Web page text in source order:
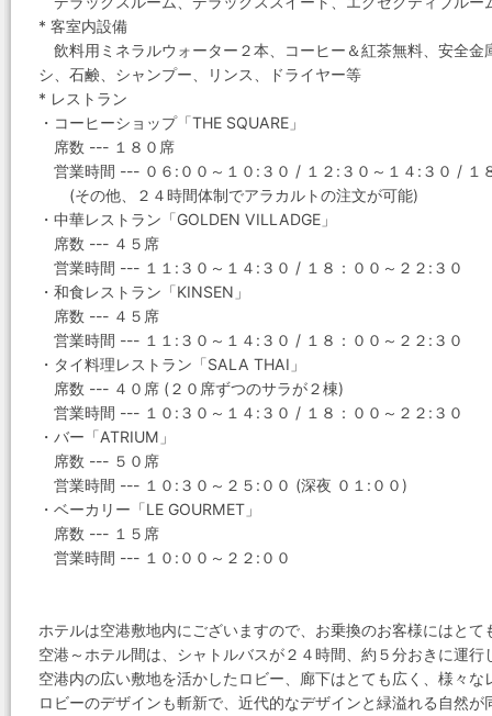
* 客室内設備
飲料用ミネラルウォーター２本、コーヒー＆紅茶無料、安全
シ、石鹸、シャンプー、リンス、ドライヤー等
* レストラン
・コーヒーショップ「THE SQUARE」
席数 --- １８０席
営業時間 --- ０６:００～１０:３０ / １２:３０～１４:３０ / １
(その他、２４時間体制でアラカルトの注文が可能)
・中華レストラン「GOLDEN VILLADGE」
席数 --- ４５席
営業時間 --- １１:３０～１４:３０ / １８：００～２２:３０
・和食レストラン「KINSEN」
席数 --- ４５席
営業時間 --- １１:３０～１４:３０ / １８：００～２２:３０
・タイ料理レストラン「SALA THAI」
席数 --- ４０席 (２０席ずつのサラが２棟)
営業時間 --- １０:３０～１４:３０ / １８：００～２２:３０
・バー「ATRIUM」
席数 --- ５０席
営業時間 --- １０:３０～２５:００ (深夜 ０１:００)
・ベーカリー「LE GOURMET」
席数 --- １５席
営業時間 --- １０:００～２２:００
ホテルは空港敷地内にございますので、お乗換のお客様にはとて
空港～ホテル間は、シャトルバスが２４時間、約５分おきに運行
空港内の広い敷地を活かしたロビー、廊下はとても広く、様々
ロビーのデザインも斬新で、近代的なデザインと緑溢れる自然が